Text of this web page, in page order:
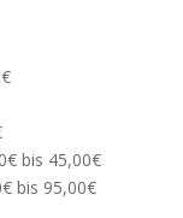
95,00€